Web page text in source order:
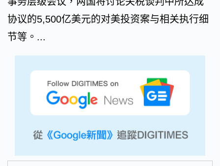
协议的5,500亿美元的对美投资案与相关执行细
节等。...